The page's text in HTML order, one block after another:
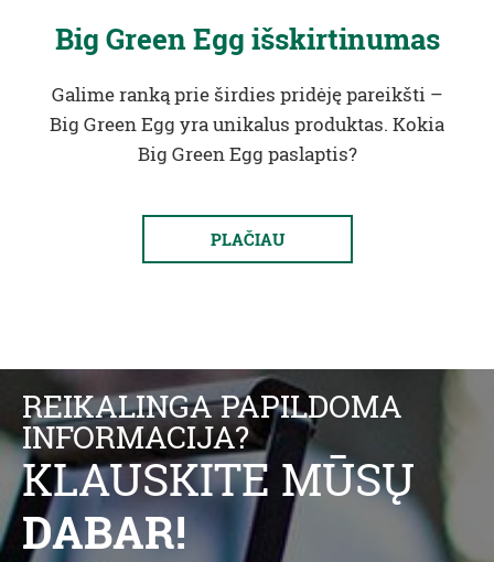
Big Green Egg išskirtinumas
Galime ranką prie širdies pridėję pareikšti –
Big Green Egg yra unikalus produktas. Kokia
Big Green Egg paslaptis?
PLAČIAU
REIKALINGA PAPILDOMA
INFORMACIJA?
KLAUSKITE MŪSŲ
DABAR!